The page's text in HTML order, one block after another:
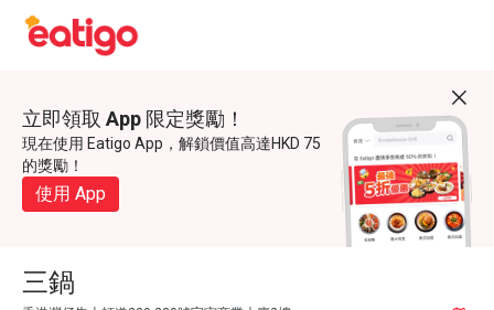
立即領取 App 限定獎勵！
現在使用 Eatigo App，解鎖價值高達HKD 75
的獎勵！
使用 App
三鍋